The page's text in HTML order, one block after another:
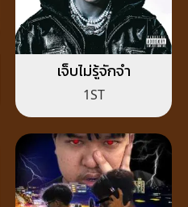
เจ็บไม่รู้จักจำ
1ST